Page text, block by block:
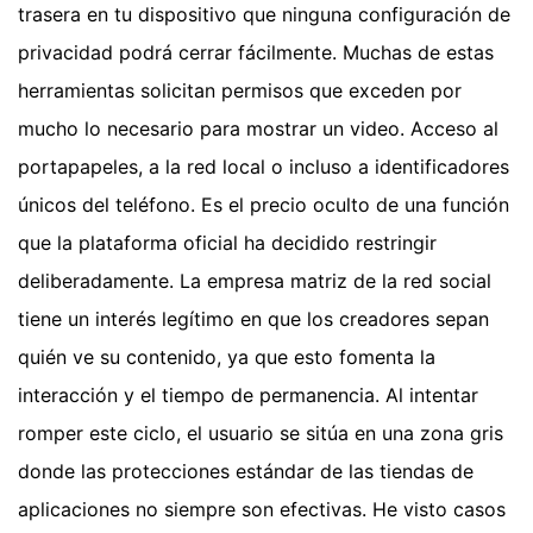
trasera en tu dispositivo que ninguna configuración de
privacidad podrá cerrar fácilmente. Muchas de estas
herramientas solicitan permisos que exceden por
mucho lo necesario para mostrar un video. Acceso al
portapapeles, a la red local o incluso a identificadores
únicos del teléfono. Es el precio oculto de una función
que la plataforma oficial ha decidido restringir
deliberadamente. La empresa matriz de la red social
tiene un interés legítimo en que los creadores sepan
quién ve su contenido, ya que esto fomenta la
interacción y el tiempo de permanencia. Al intentar
romper este ciclo, el usuario se sitúa en una zona gris
donde las protecciones estándar de las tiendas de
aplicaciones no siempre son efectivas. He visto casos